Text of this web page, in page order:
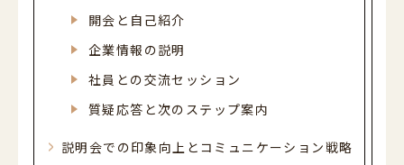
開会と自己紹介
企業情報の説明
社員との交流セッション
質疑応答と次のステップ案内
説明会での印象向上とコミュニケーション戦略